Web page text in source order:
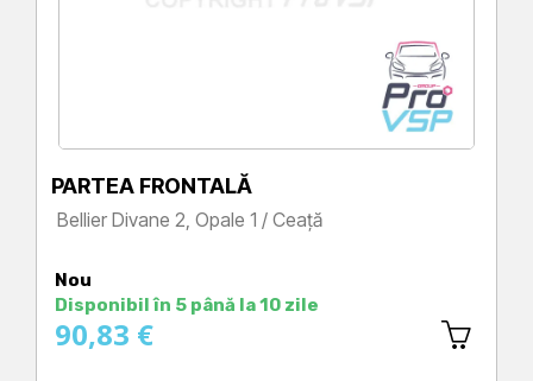
PARTEA FRONTALĂ
Bellier Divane 2, Opale 1 / Ceață
Nou
Disponibil în 5 până la 10 zile
90,83 €